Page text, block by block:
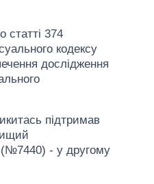
статті 374
кодексу
дослідження
підтримав
(№7440) - у другому